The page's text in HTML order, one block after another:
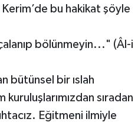
bu hakikat şöyle
bölünmeyin..." (Âl-i
bütünsel bir ıslah
sıradan
Eğitmeni ilmiyle